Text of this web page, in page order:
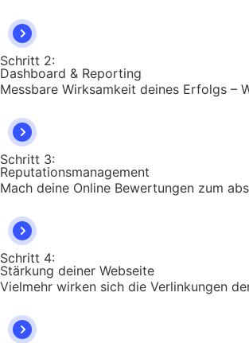
Schritt 2:
Dashboard & Reporting
Messbare Wirksamkeit deines Erfolgs –
Schritt 3:
Reputationsmanagement
Mach deine Online Bewertungen zum
Schritt 4:
Stärkung deiner Webseite
Vielmehr wirken sich die Verlinkungen